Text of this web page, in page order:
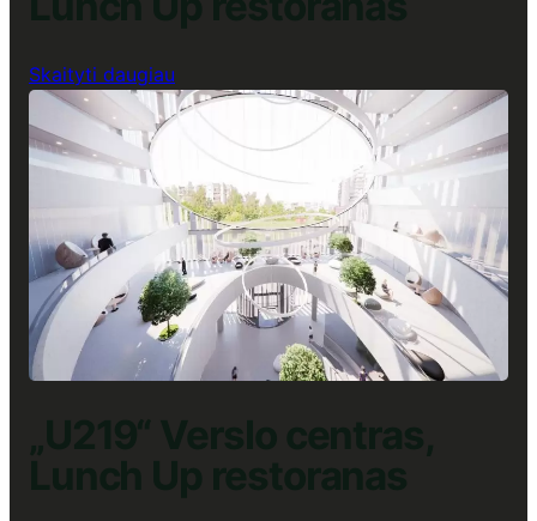
Skaityti daugiau
„Magnum“
Lunch
Up
restoranas
„U219“ Verslo centras,
Lunch Up restoranas